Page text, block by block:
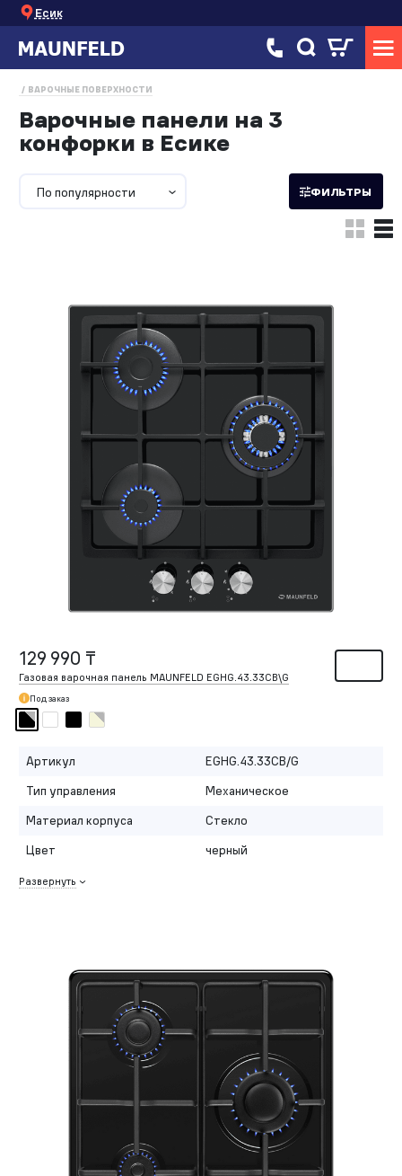
Есик
ВАРОЧНЫЕ ПОВЕРХНОСТИ
Варочные панели на 3
конфорки в Есике
По популярности ФИЛЬТРЫ
129 990 ₸
Газовая варочная панель MAUNFELD EGHG.43.33CB\G
Под заказ
Артикул
EGHG.43.33CB/G
Тип управления
Механическое
Материал корпуса
Стекло
Цвет
черный
Развернуть